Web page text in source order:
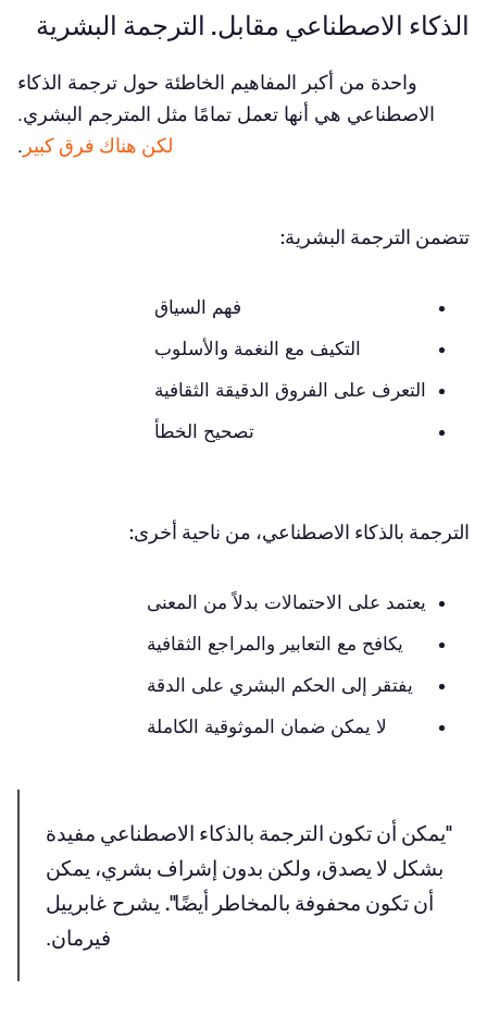
الذكاء الاصطناعي مقابل. الترجمة البشرية
واحدة من أكبر المفاهيم الخاطئة حول ترجمة الذكاء
الاصطناعي هي أنها تعمل تمامًا مثل المترجم البشري.
لكن هناك فرق كبير .
تتضمن الترجمة البشرية:
فهم السياق
التكيف مع النغمة والأسلوب
التعرف على الفروق الدقيقة الثقافية
تصحيح الخطأ
الترجمة بالذكاء الاصطناعي، من ناحية أخرى:
يعتمد على الاحتمالات بدلاً من المعنى
يكافح مع التعابير والمراجع الثقافية
يفتقر إلى الحكم البشري على الدقة
لا يمكن ضمان الموثوقية الكاملة
"يمكن أن تكون الترجمة بالذكاء الاصطناعي مفيدة
بشكل لا يصدق، ولكن بدون إشراف بشري، يمكن
أن تكون محفوفة بالمخاطر أيضًا". يشرح غابرييل
فيرمان.